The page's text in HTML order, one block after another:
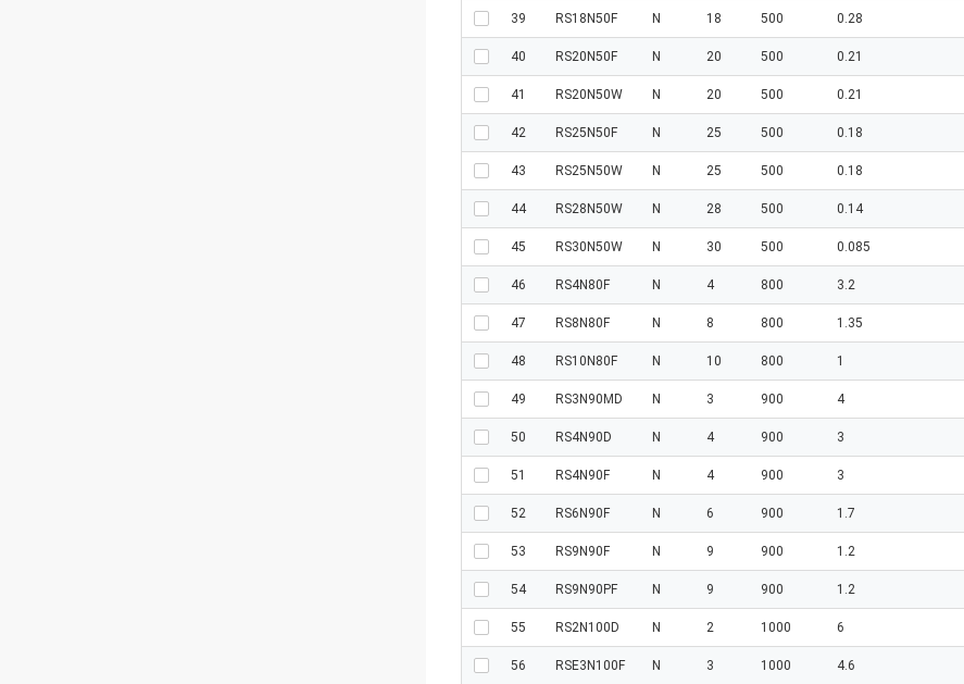
39 RS18N50F N 18 500 0.28
40 RS20N50F N 20 500 0.21
41 RS20N50W N 20 500 0.21
42 RS25N50F N 25 500 0.18
43 RS25N50W N 25 500 0.18
44 RS28N50W N 28 500 0.14
45 RS30N50W N 30 500 0.085
46 RS4N80F N 4 800 3.2
47 RS8N80F N 8 800 1.35
48 RS10N80F N 10 800 1
49 RS3N90MD N 3 900 4
50 RS4N90D N 4 900 3
51 RS4N90F N 4 900 3
52 RS6N90F N 6 900 1.7
53 RS9N90F N 9 900 1.2
54 RS9N90PF N 9 900 1.2
55 RS2N100D N 2 1000 6
56 RSE3N100F N 3 1000 4.6